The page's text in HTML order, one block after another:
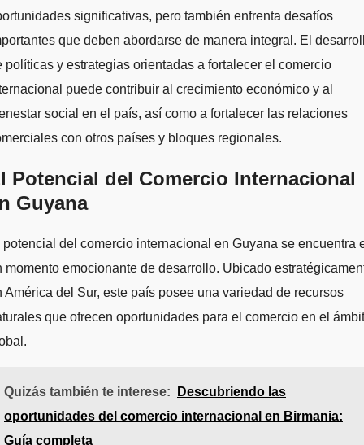
significativas, pero también enfrenta desafíos
que deben abordarse de manera integral. El
políticas y estrategias orientadas a fortalecer el comercio
puede contribuir al crecimiento económico y al
social en el país, así como a fortalecer las relaciones
con otros países y bloques regionales.
Potencial del Comercio Internacional
Guyana
potencial del comercio internacional en Guyana se encuentra
momento emocionante de desarrollo. Ubicado
América del Sur, este país posee una variedad de recursos
que ofrecen oportunidades para el comercio en el
Quizás también te interese:
Descubriendo las
oportunidades del comercio internacional en Birmania:
Guía completa